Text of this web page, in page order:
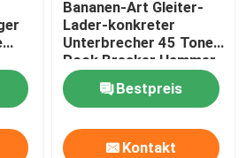
Bananen-Art Gleiter-
Lader-konkreter
Unterbrecher 45 Tone
Rock Breaker Hammer
Bestpreis
Kontakt